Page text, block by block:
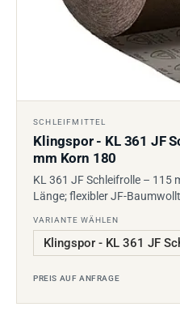
SCHLEIFMITTEL
Klingspor - KL 361 JF
mm Korn 180
KL 361 JF Schleifrolle – 115
Länge; flexibler JF-
VARIANTE WÄHLEN
PREIS AUF ANFRAGE